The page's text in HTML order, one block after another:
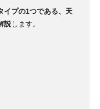
イプの1つである、天
説します。